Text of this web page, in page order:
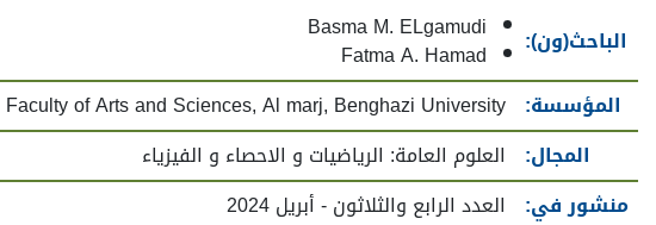
الباحث(ون): Basma M. ELgamudi
Fatma A. Hamad
المؤسسة: of Arts and Sciences, Al marj, Benghazi University
المجال:
العلوم العامة: الرياضيات و الاحصاء و الفيزياء
منشور في:
العدد الرابع والثلاثون - أبريل 2024